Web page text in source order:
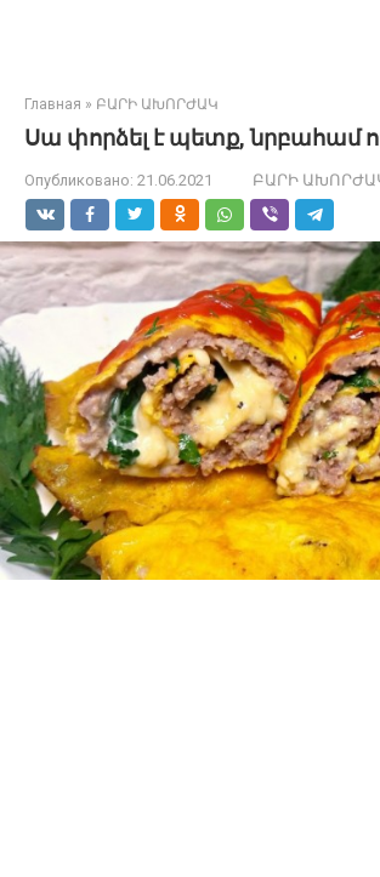
Главная » ԲԱՐԻ ԱԽՈՐԺԱԿ
Սա փորձել է պետք, նրբահամ
Опубликовано: 21.06.2021 ԲԱՐԻ